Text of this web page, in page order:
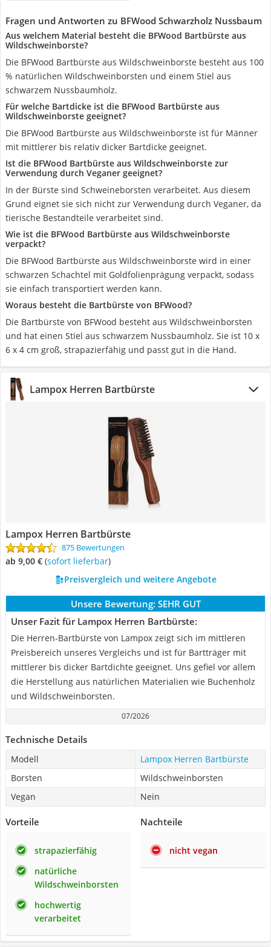
Fragen und Antworten zu BFWood Schwarzholz Nussbaum
Aus welchem Material besteht die BFWood Bartbürste aus
Wildschweinborste?
Die BFWood Bartbürste aus Wildschweinborste besteht aus 100
% natürlichen Wildschweinborsten und einem Stiel aus
schwarzem Nussbaumholz.
Für welche Bartdicke ist die BFWood Bartbürste aus
Wildschweinborste geeignet?
Die BFWood Bartbürste aus Wildschweinborste ist für Männer
mit mittlerer bis relativ dicker Bartdicke geeignet.
Ist die BFWood Bartbürste aus Wildschweinborste zur
Verwendung durch Veganer geeignet?
In der Bürste sind Schweineborsten verarbeitet. Aus diesem
Grund eignet sie sich nicht zur Verwendung durch Veganer, da
tierische Bestandteile verarbeitet sind.
Wie ist die BFWood Bartbürste aus Wildschweinborste
verpackt?
Die BFWood Bartbürste aus Wildschweinborste wird in einer
schwarzen Schachtel mit Goldfolienprägung verpackt, sodass
sie einfach transportiert werden kann.
Woraus besteht die Bartbürste von BFWood?
Die Bartbürste von BFWood besteht aus Wildschweinborsten
und hat einen Stiel aus schwarzem Nussbaumholz. Sie ist 10 x
6 x 4 cm groß, strapazierfähig und passt gut in die Hand.
Lampox Herren Bartbürste
Lampox Herren Bartbürste
875 Bewertungen
ab 9,00 € ( Sofort lieferbar)
Preisvergleich und weitere Angebote
Unsere Bewertung: SEHR GUT
Unser Fazit für Lampox Herren Bartbürste:
Die Herren-Bartbürste von Lampox zeigt sich im mittleren
Preisbereich unseres Vergleichs und ist für Bartträger mit
mittlerer bis dicker Bartdichte geeignet. Uns gefiel vor allem
die Herstellung aus natürlichen Materialien wie Buchenholz
und Wildschweinborsten.
07/2026
Technische Details
Modell
Lampox Herren Bartbürste
Borsten
Wildschweinborsten
Vegan
Nein
Vorteile
strapazierfähig
natürliche
Wildschweinborsten
hochwertig
verarbeitet
Nachteile
nicht vegan